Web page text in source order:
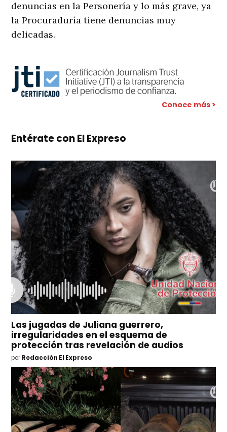
denuncias en la Personería y lo más grave, ya
la Procuraduría tiene denuncias muy
delicadas.
Conoce más >
Entérate con El Expreso
Las jugadas de Juliana guerrero,
irregularidades en el esquema de
protección tras revelación de audios
por Redacción El Expreso